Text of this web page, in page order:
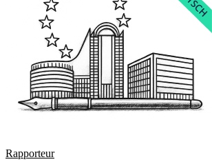
Rapporteur